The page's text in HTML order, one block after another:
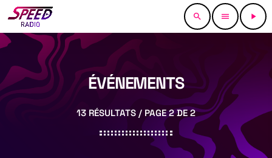
search menu play_arrow
ÉVÉNEMENTS
13 RÉSULTATS / PAGE 2 DE 2